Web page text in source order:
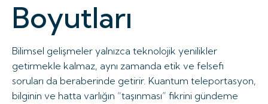
Boyutları
Bilimsel gelişmeler yalnızca teknolojik yenilikler
getirmekle kalmaz, aynı zamanda etik ve felsefi
soruları da beraberinde getirir. Kuantum teleportasyon,
bilginin ve hatta varlığın “taşınması” fikrini gündeme